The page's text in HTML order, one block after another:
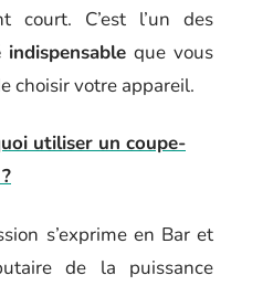
court. C’est l’un des
que vous
choisir votre appareil.
utiliser un coupe-
s’exprime en Bar et
de la puissance